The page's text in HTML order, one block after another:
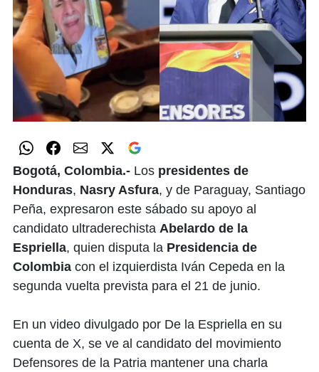
Bogotá, Colombia.- Los presidentes de
Honduras, Nasry Asfura, y de Paraguay, Santiago
Peña, expresaron este sábado su apoyo al
candidato ultraderechista Abelardo de la
Espriella, quien disputa la Presidencia de
Colombia con el izquierdista Iván Cepeda en la
segunda vuelta prevista para el 21 de junio.
En un video divulgado por De la Espriella en su
cuenta de X, se ve al candidato del movimiento
Defensores de la Patria mantener una charla